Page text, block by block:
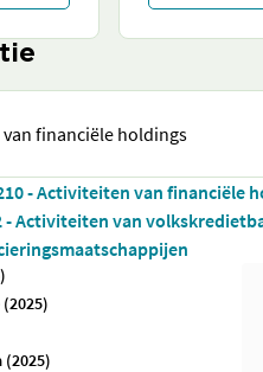
financiële holdings
- Activiteiten van financiële
- Activiteiten van
(2025)